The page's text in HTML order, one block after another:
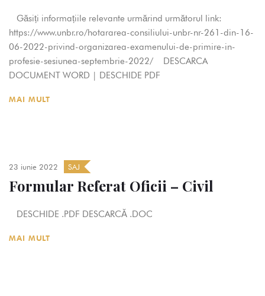
Găsiți informațiile relevante urmărind următorul link:
https://www.unbr.ro/hotararea-consiliului-unbr-nr-261-din-16-
06-2022-privind-organizarea-examenului-de-primire-in-
profesie-sesiunea-septembrie-2022/ DESCARCA
DOCUMENT WORD | DESCHIDE PDF
MAI MULT
23 iunie 2022 SAJ
Formular Referat Oficii – Civil
DESCHIDE .PDF DESCARCĂ .DOC
MAI MULT